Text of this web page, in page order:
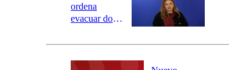
ordena
evacuar dos
Carahue por
río Damas: